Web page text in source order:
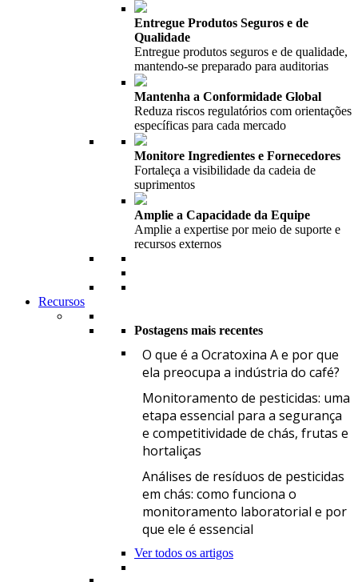
Entregue Produtos Seguros e de
Qualidade
Entregue produtos seguros e de qualidade,
mantendo-se preparado para auditorias
Mantenha a Conformidade Global
Reduza riscos regulatórios com orientações
específicas para cada mercado
Monitore Ingredientes e Fornecedores
Fortaleça a visibilidade da cadeia de
suprimentos
Amplie a Capacidade da Equipe
Amplie a expertise por meio de suporte e
recursos externos
Recursos
Postagens mais recentes
O que é a Ocratoxina A e por que
ela preocupa a indústria do café?
Monitoramento de pesticidas: uma
etapa essencial para a segurança
e competitividade de chás, frutas e
hortaliças
Análises de resíduos de pesticidas
em chás: como funciona o
monitoramento laboratorial e por
que ele é essencial
Ver todos os artigos